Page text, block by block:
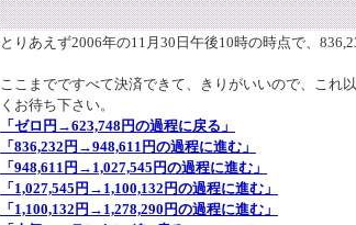
とりあえず2006年の11月30日午後10時の時点で、
ここまでですべて決済できて、きりがいいので、これ
くお待ち下さい。
「ゼロ円→623,748円の過程に戻る」
「836,232円→948,611円の過程に進む」
「948,611円→1,027,545円の過程に進む」
「1,027,545円→1,100,132円の過程に進む」
「1,100,132円→1,278,290円の過程に進む」